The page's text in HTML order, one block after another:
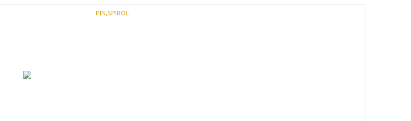
PIN,SPIROL